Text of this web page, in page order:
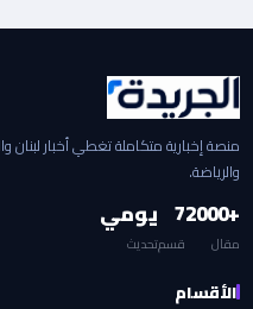
منصة إخبارية متكاملة تغطي أخبار لبنان
والرياضة.
+2000
مقال
7
قسم
يومي
تحديث
الأقسام